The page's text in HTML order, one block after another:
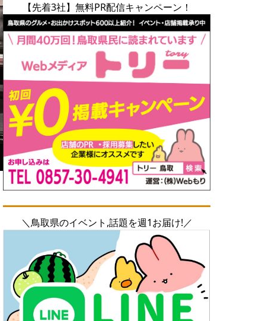
【先着3社】無料PR配信キャンペーン！
＼鳥取県のイベント,話題を週1お届け!／